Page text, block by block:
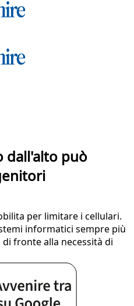
dall'alto può
per limitare i cellulari.
informatici sempre più
fronte alla necessità di